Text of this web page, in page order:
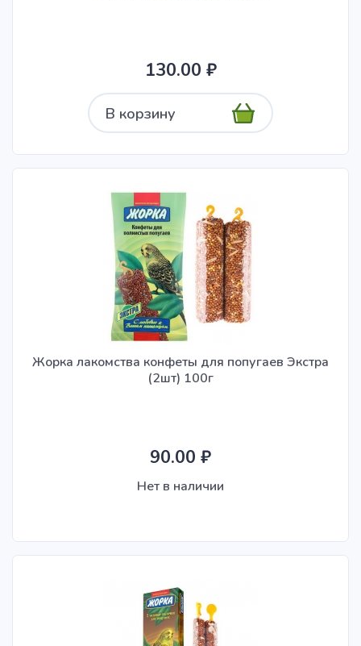
130.00 ₽
В корзину
Жорка лакомства конфеты для попугаев Экстра
(2шт) 100г
90.00 ₽
Нет в наличии